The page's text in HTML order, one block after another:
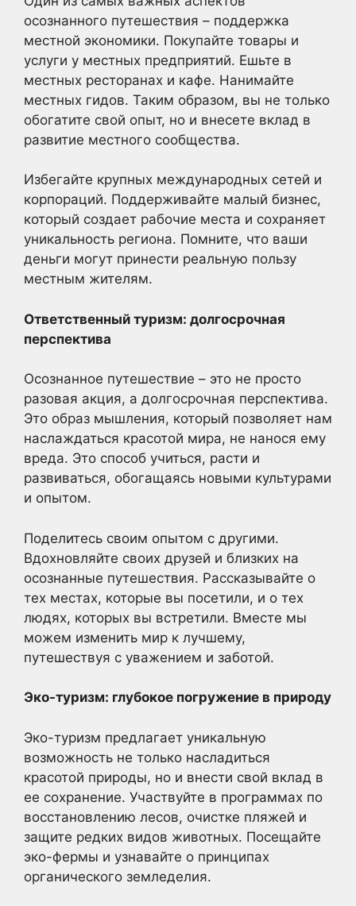
осознанного путешествия – поддержка
местной экономики. Покупайте товары и
услуги у местных предприятий. Ешьте в
местных ресторанах и кафе. Нанимайте
местных гидов. Таким образом, вы не только
обогатите свой опыт, но и внесете вклад в
развитие местного сообщества.
Избегайте крупных международных сетей и
корпораций. Поддерживайте малый бизнес,
который создает рабочие места и сохраняет
уникальность региона. Помните, что ваши
деньги могут принести реальную пользу
местным жителям.
Ответственный туризм: долгосрочная
перспектива
Осознанное путешествие – это не просто
разовая акция, а долгосрочная перспектива.
Это образ мышления, который позволяет нам
наслаждаться красотой мира, не нанося ему
вреда. Это способ учиться, расти и
развиваться, обогащаясь новыми культурами
и опытом.
Поделитесь своим опытом с другими.
Вдохновляйте своих друзей и близких на
осознанные путешествия. Рассказывайте о
тех местах, которые вы посетили, и о тех
людях, которых вы встретили. Вместе мы
можем изменить мир к лучшему,
путешествуя с уважением и заботой.
Эко-туризм: глубокое погружение в природу
Эко-туризм предлагает уникальную
возможность не только насладиться
красотой природы, но и внести свой вклад в
ее сохранение. Участвуйте в программах по
восстановлению лесов, очистке пляжей и
защите редких видов животных. Посещайте
эко-фермы и узнавайте о принципах
органического земледелия.